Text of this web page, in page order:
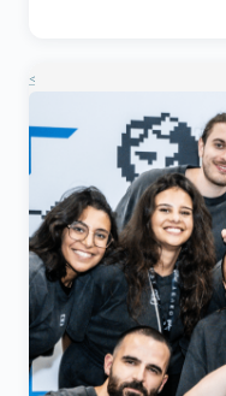
<